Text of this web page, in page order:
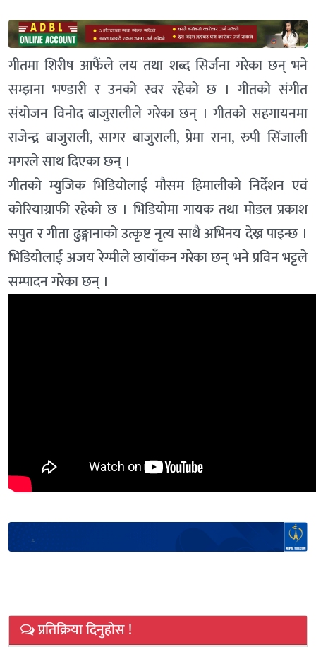
गीतमा शिरीष आफैंले लय तथा शब्द सिर्जना गरेका छन् भने
सम्झना भण्डारी र उनको स्वर रहेको छ । गीतको संगीत
संयोजन विनोद बाजुरालीले गरेका छन् । गीतको सहगायनमा
राजेन्द्र बाजुराली, सागर बाजुराली, प्रेमा राना, रुपी सिंजाली
मगरले साथ दिएका छन् ।
गीतको म्युजिक भिडियोलाई मौसम हिमालीको निर्देशन एवं
कोरियाग्राफी रहेको छ । भिडियोमा गायक तथा मोडल प्रकाश
सपुत र गीता ढुङ्गानाको उत्कृष्ट नृत्य साथै अभिनय देख्न पाइन्छ ।
भिडियोलाई अजय रेग्मीले छायाँकन गरेका छन् भने प्रविन भट्टले
सम्पादन गरेका छन् ।
प्रतिक्रिया दिनुहोस !